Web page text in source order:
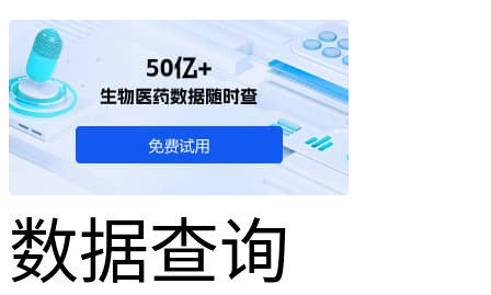
数据查询